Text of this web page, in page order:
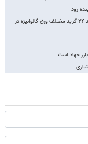
رود
واردات ورق گالوانیزه به کشور کنترل شود / تولید ۲۴ گرید مختلف ورق گالوانیزه در
جهاد است